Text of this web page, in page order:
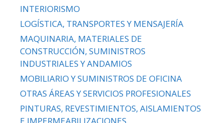
INTERIORISMO
LOGÍSTICA, TRANSPORTES Y MENSAJERÍA
MAQUINARIA, MATERIALES DE
CONSTRUCCIÓN, SUMINISTROS
INDUSTRIALES Y ANDAMIOS
MOBILIARIO Y SUMINISTROS DE OFICINA
OTRAS ÁREAS Y SERVICIOS PROFESIONALES
PINTURAS, REVESTIMIENTOS, AISLAMIENTOS
E IMPERMEABILIZACIONES